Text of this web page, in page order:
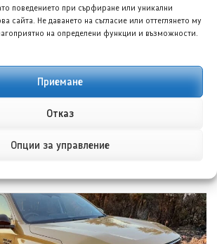
поведението при сърфиране или уникални
сайта. Не даването на съгласие или оттеглянето му
на определени функции и възможности.
Приемане
Отказ
Опции за управление
кросоувър и четириврат